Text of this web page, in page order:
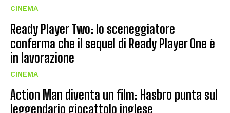
CINEMA
Ready Player Two: lo sceneggiatore
conferma che il sequel di Ready Player One è
in lavorazione
CINEMA
Action Man diventa un film: Hasbro punta sul
leggendario giocattolo inglese